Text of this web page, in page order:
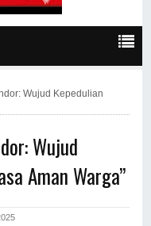
Wujud Kepedulian
Wujud
Aman Warga”